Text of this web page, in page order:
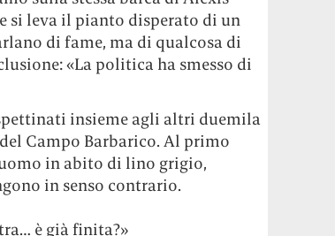
si leva il pianto disperato di un
di fame, ma di qualcosa di
«La politica ha smesso di
insieme agli altri duemila
Campo Barbarico. Al primo
in abito di lino grigio,
in senso contrario.
è già finita?»